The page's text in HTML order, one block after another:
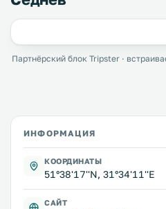
Партнёрский блок Tripster ·
ИНФОРМАЦИЯ
КООРДИНАТЫ
51°38'17''N, 31°34'11''E
САЙТ